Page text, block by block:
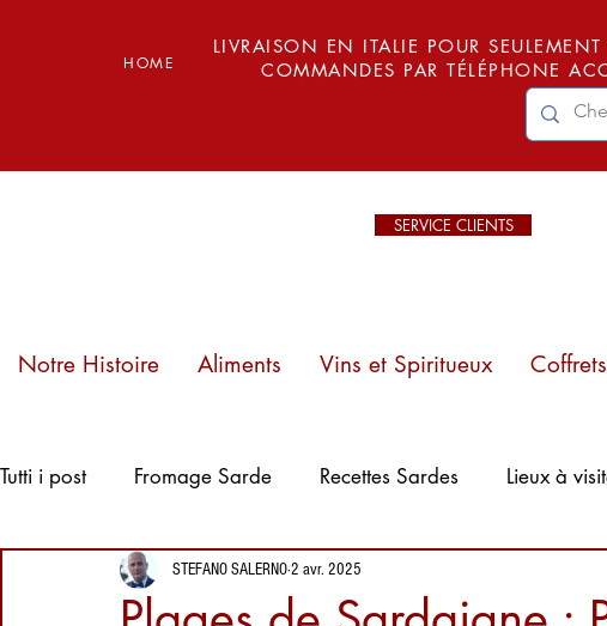
HOME
LIVRAISON EN ITALIE POUR
COMMANDES PAR TÉLÉPHONE
SERVICE CLIENTS
Notre Histoire Aliments Vins et Spiritueux
Plages de
Sardaigne : Mari
de quartz, nature
intacte et
traditions
1 juin 2025
Plages de
Tutti i post Fromage Sarde Recettes Sardes Lieux à
Proverbes Informations alimentaires
STEFANO SALERNO2 avr. 2025